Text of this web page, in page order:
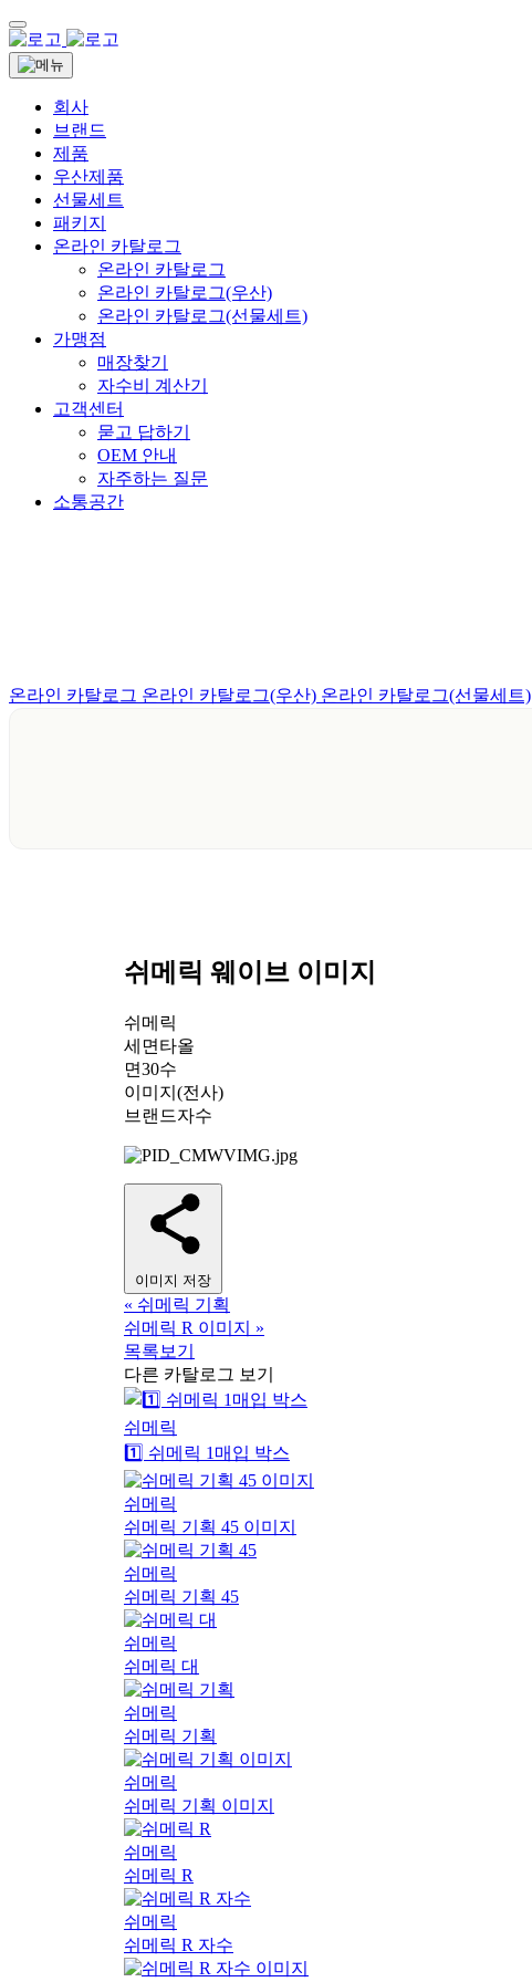
회사
브랜드
제품
우산제품
선물세트
패키지
온라인 카탈로그
온라인 카탈로그
온라인 카탈로그(우산)
온라인 카탈로그(선물세트)
가맹점
매장찾기
자수비 계산기
고객센터
묻고 답하기
OEM 안내
자주하는 질문
소통공간
온라인 카탈로그 온라인 카탈로그(우산) 온라인 카탈로그(선물세트)
쉬메릭 웨이브 이미지
쉬메릭
세면타올
면30수
이미지(전사)
브랜드자수
이미지 저장
« 쉬메릭 기획
쉬메릭 R 이미지
»
목록보기
다른 카탈로그 보기
쉬메릭
1️⃣ 쉬메릭 1매입 박스
쉬메릭
쉬메릭 기획 45 이미지
쉬메릭
쉬메릭 기획 45
쉬메릭
쉬메릭 대
쉬메릭
쉬메릭 기획
쉬메릭
쉬메릭 기획 이미지
쉬메릭
쉬메릭 R
쉬메릭
쉬메릭 R 자수